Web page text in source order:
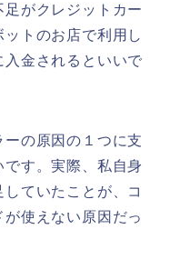
がクレジットカー
トのお店で利用し
金されるといいで
の原因の１つに支
す。実際、私自身
ていたことが、コ
使えない原因だっ